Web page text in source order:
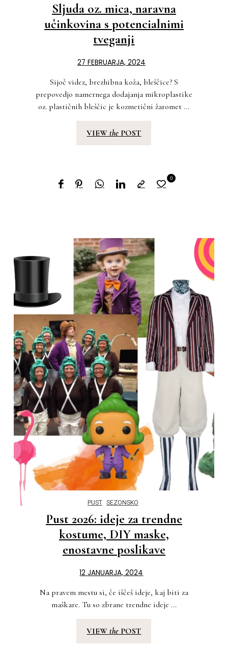
Sljuda oz. mica, naravna
učinkovina s potencialnimi
tveganji
27 FEBRUARJA, 2024
Sijoč videz, brezhibna koža, bleščice? S
prepovedjo namernega dodajanja mikroplastike
oz. plastičnih bleščic je kozmetični žaromet ...
VIEWthe POST
0
PUST SEZONSKO
Pust 2026: ideje za trendne
kostume, DIY maske,
enostavne poslikave
12 JANUARJA, 2024
Na pravem mestu si, če iščeš ideje, kaj biti za
maškare. Tu so zbrane trendne ideje ...
VIEWthe POST